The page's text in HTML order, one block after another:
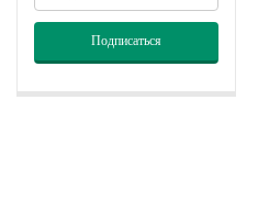
Подписаться